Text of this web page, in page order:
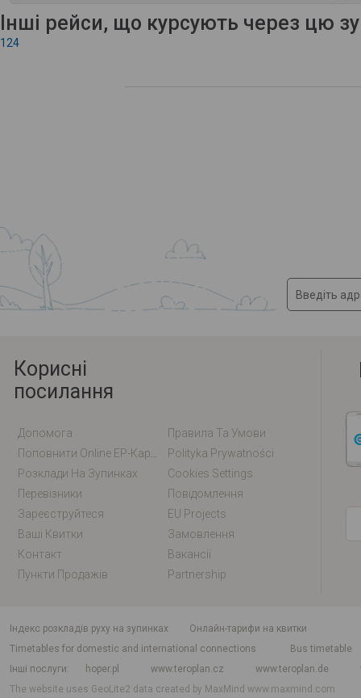
Інші рейси, що курсують через цю
124
Корисні
посилання
Допомога
Правила Та Умови
Polityka Prywatności
Розклади На Зупинках
Cookies Settings
Перевізники
Повідомлення
Зареєструйтеся
EU Projects
Ваші Квитки
Замовлення
Контакт
Вакансії
Пункти Продажів
Partnership
індекс розкладів руху на зупинках
Онлайн-тарифи на квитки
Timetables for domestic and international connections
Bus timetable
Інші послуги
hoper.pl www.teroplan.cz www.teroplan.de
The website uses GeoLite2 data created by MaxMindwww.maxmind.com